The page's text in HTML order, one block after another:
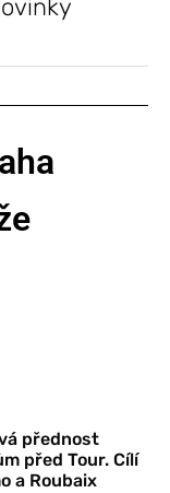
přednost
před Tour. Cílí
a Roubaix